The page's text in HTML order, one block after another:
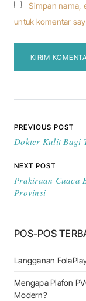
Simpan nama,
untuk komentar
Navigasi
PREVIOUS POST
Dokter Kulit Bagi
NEXT POST
Prakiraan Cuaca
Provinsi
POS-POS
Langganan
Mengapa Plafon
Modern?